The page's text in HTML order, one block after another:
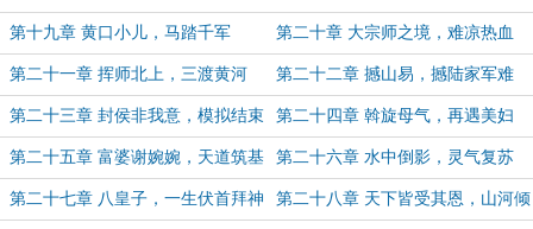
如铁
第十九章 黄口小儿，马踏千军 第二十章 大宗师之境，难凉热血
第二十一章 挥师北上，三渡黄河 第二十二章 撼山易，撼陆家军难
第二十三章 封侯非我意，模拟结束 第二十四章 斡旋母气，再遇美妇
人？
第二十五章 富婆谢婉婉，天道筑基 第二十六章 水中倒影，灵气复苏
第二十七章 八皇子，一生伏首拜神 第二十八章 天下皆受其恩，山河倾